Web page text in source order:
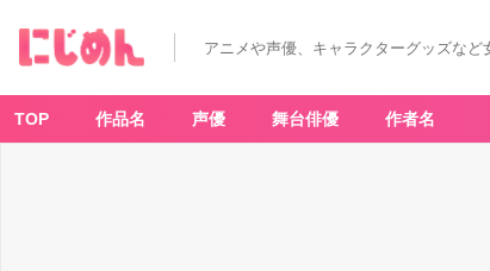
アニメや声優、キャラクターグッズな
TOP 作品名 声優 舞台俳優 作者名